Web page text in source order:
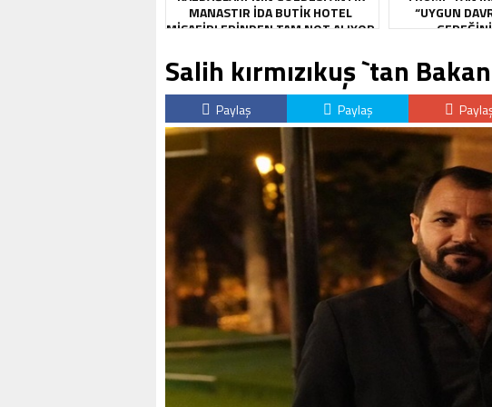
MANASTIR İDA BUTIK HOTEL
MISAFIRLERINDEN TAM NOT ALIYOR
“UYGUN
Salih kırmızıkuş `tan
Paylaş Paylaş